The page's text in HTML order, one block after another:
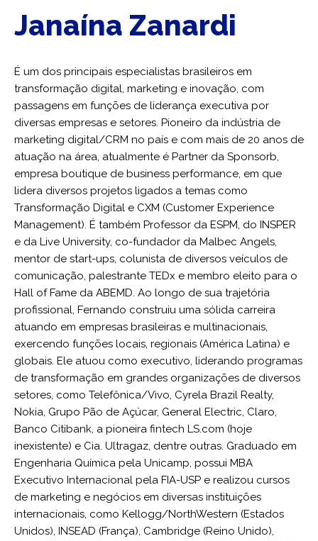
Janaína Zanardi
É um dos principais especialistas brasileiros em
transformação digital, marketing e inovação, com
passagens em funções de liderança executiva por
diversas empresas e setores. Pioneiro da indústria de
marketing digital/CRM no país e com mais de 20 anos de
atuação na área, atualmente é Partner da Sponsorb,
empresa boutique de business performance, em que
lidera diversos projetos ligados a temas como
Transformação Digital e CXM (Customer Experience
Management). É também Professor da ESPM, do INSPER
e da Live University, co-fundador da Malbec Angels,
mentor de start-ups, colunista de diversos veículos de
comunicação, palestrante TEDx e membro eleito para o
Hall of Fame da ABEMD. Ao longo de sua trajetória
profissional, Fernando construiu uma sólida carreira
atuando em empresas brasileiras e multinacionais,
exercendo funções locais, regionais (América Latina) e
globais. Ele atuou como executivo, liderando programas
de transformação em grandes organizações de diversos
setores, como Telefônica/Vivo, Cyrela Brazil Realty,
Nokia, Grupo Pão de Açúcar, General Electric, Claro,
Banco Citibank, a pioneira fintech LS.com (hoje
inexistente) e Cia. Ultragaz, dentre outras. Graduado em
Engenharia Química pela Unicamp, possui MBA
Executivo Internacional pela FIA-USP e realizou cursos
de marketing e negócios em diversas instituições
internacionais, como Kellogg/NorthWestern (Estados
Unidos), INSEAD (França), Cambridge (Reino Unido),